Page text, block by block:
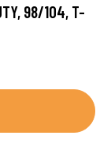
98/104, T-